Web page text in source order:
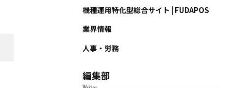
機種運用特化型総合サイト | FUDAPOS
業界情報
人事・労務
編集部